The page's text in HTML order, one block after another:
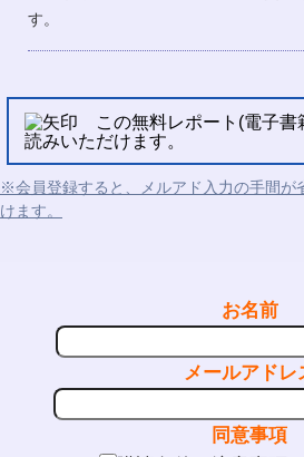
す。
この無料レポート(電子書
読みいただけます。
※会員登録すると、メルアド入力の手間が
けます。
お名前
メールアドレ
同意事項